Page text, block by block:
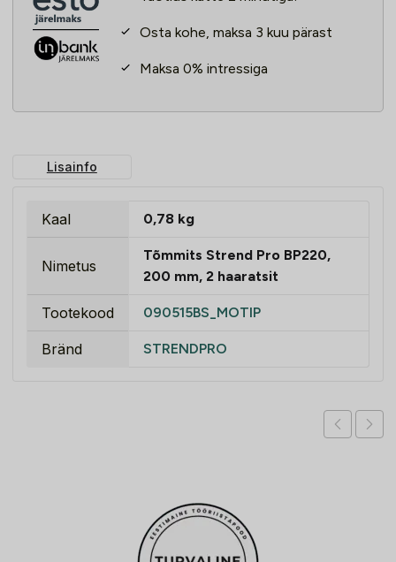
Osta kohe, maksa 3 kuu pärast
Maksa 0% intressiga
Lisainfo
Kaal 0,78 kg
Nimetus
Tõmmits Strend Pro BP220,
200 mm, 2 haaratsit
Tootekood 090515BS_MOTIP
Bränd STRENDPRO